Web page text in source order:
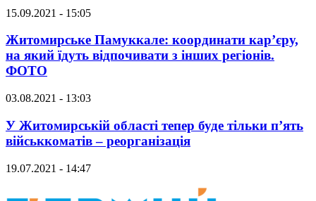
15.09.2021 - 15:05
Житомирське Памуккале: координати кар’єру,
на який їдуть відпочивати з інших регіонів.
ФОТО
03.08.2021 - 13:03
У Житомирській області тепер буде тільки п’ять
військкоматів – реорганізація
19.07.2021 - 14:47